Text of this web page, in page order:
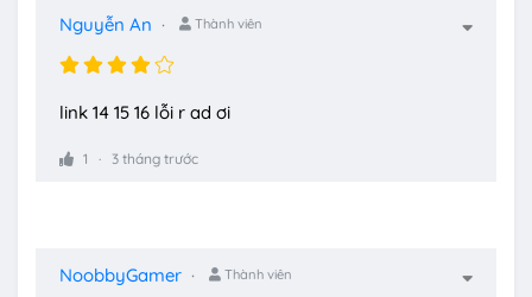
Nguyễn An Thành viên
link 14 15 16 lỗi r ad ơi
1 3 tháng trước
NoobbyGamer Thành viên